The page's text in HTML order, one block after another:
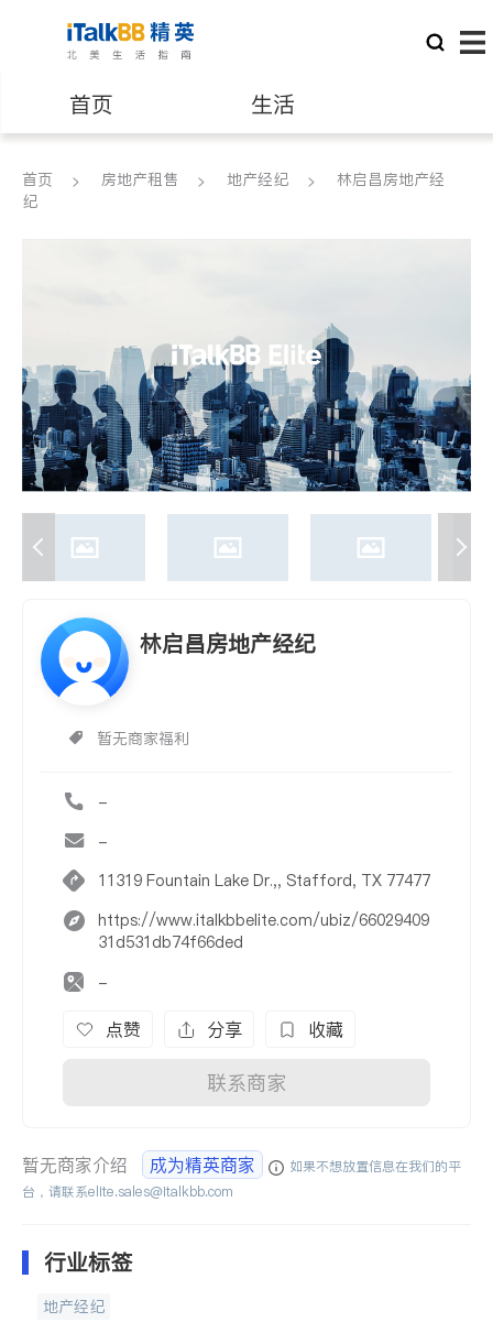
首页 生活
医生 律师
养老 非盈利组织
首页 房地产租售 地产经纪
林启昌房地产经
纪
林启昌房地产经纪
暂无商家福利
-
-
11319 Fountain Lake Dr.,, Stafford, TX 77477
https://www.italkbbelite.com/ubiz/66029409
31d531db74f66ded
-
点赞 分享 收藏
联系商家
暂无商家介绍 成为精英商家
如果不想放置信息在我们的平
台，请联系elite.sales@italkbb.com
行业标签
地产经纪